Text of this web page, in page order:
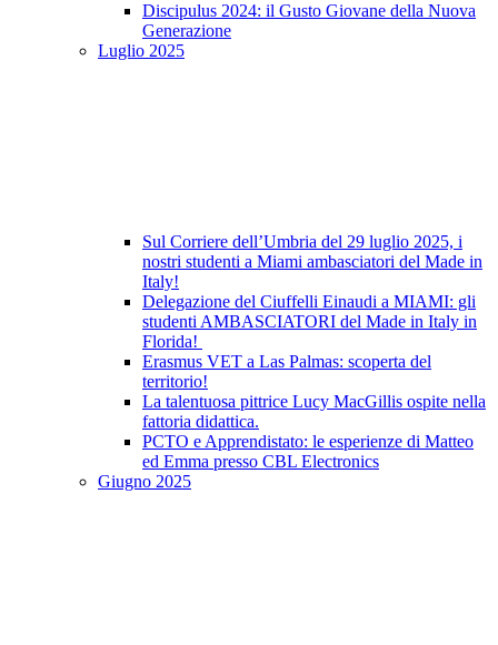
Discipulus 2024: il Gusto Giovane della Nuova
Generazione
Luglio 2025
Sul Corriere dell’Umbria del 29 luglio 2025, i
nostri studenti a Miami ambasciatori del Made in
Italy!
Delegazione del Ciuffelli Einaudi a MIAMI: gli
studenti AMBASCIATORI del Made in Italy in
Florida!
Erasmus VET a Las Palmas: scoperta del
territorio!
La talentuosa pittrice Lucy MacGillis ospite nella
fattoria didattica.
PCTO e Apprendistato: le esperienze di Matteo
ed Emma presso CBL Electronics
Giugno 2025